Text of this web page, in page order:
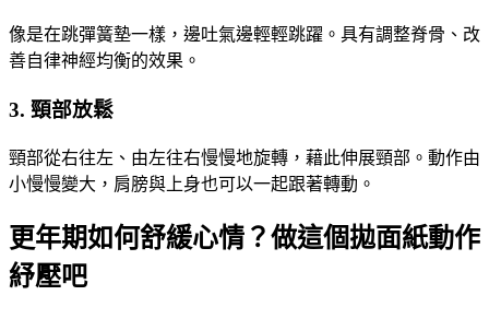
像是在跳彈簧墊一樣，邊吐氣邊輕輕跳躍。具有調整脊骨、改
善自律神經均衡的效果。
3. 頸部放鬆
頸部從右往左、由左往右慢慢地旋轉，藉此伸展頸部。動作由
小慢慢變大，肩膀與上身也可以一起跟著轉動。
更年期如何舒緩心情？做這個拋面紙動作
紓壓吧